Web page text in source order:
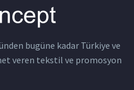
bugüne kadar Türkiye ve
veren tekstil ve promosyon